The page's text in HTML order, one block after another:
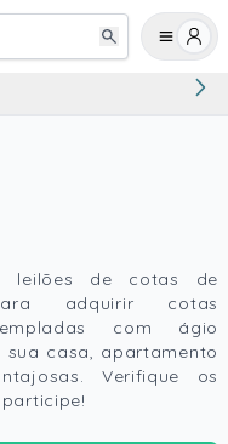
leilões de cotas de
adquirir cotas
com ágio
casa, apartamento
Verifique os